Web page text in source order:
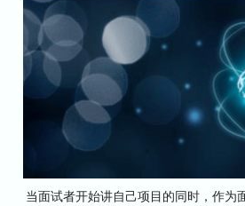
当面试者开始讲自己项目的同时，作为